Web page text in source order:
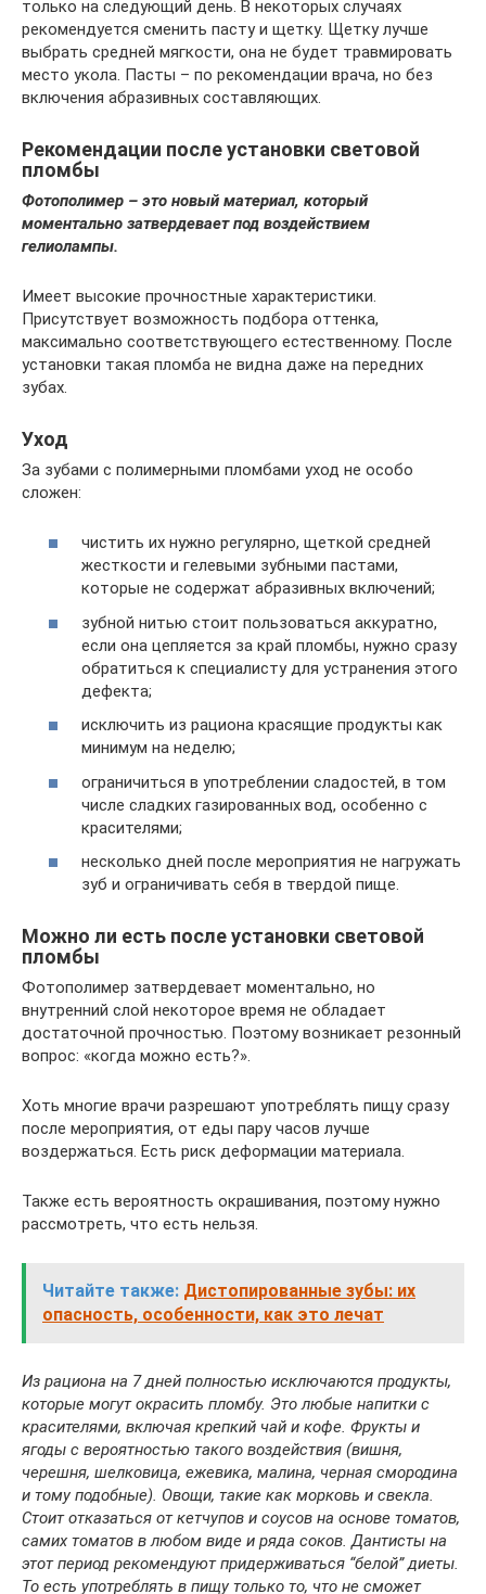
только на следующий день. В некоторых случаях
рекомендуется сменить пасту и щетку. Щетку лучше
выбрать средней мягкости, она не будет травмировать
место укола. Пасты – по рекомендации врача, но без
включения абразивных составляющих.
Рекомендации после установки световой
пломбы
Фотополимер – это новый материал, который
моментально затвердевает под воздействием
гелиолампы.
Имеет высокие прочностные характеристики.
Присутствует возможность подбора оттенка,
максимально соответствующего естественному. После
установки такая пломба не видна даже на передних
зубах.
Уход
За зубами с полимерными пломбами уход не особо
сложен:
чистить их нужно регулярно, щеткой средней
жесткости и гелевыми зубными пастами,
которые не содержат абразивных включений;
зубной нитью стоит пользоваться аккуратно,
если она цепляется за край пломбы, нужно сразу
обратиться к специалисту для устранения этого
дефекта;
исключить из рациона красящие продукты как
минимум на неделю;
ограничиться в употреблении сладостей, в том
числе сладких газированных вод, особенно с
красителями;
несколько дней после мероприятия не нагружать
зуб и ограничивать себя в твердой пище.
Можно ли есть после установки световой
пломбы
Фотополимер затвердевает моментально, но
внутренний слой некоторое время не обладает
достаточной прочностью. Поэтому возникает резонный
вопрос: «когда можно есть?».
Хоть многие врачи разрешают употреблять пищу сразу
после мероприятия, от еды пару часов лучше
воздержаться. Есть риск деформации материала.
Также есть вероятность окрашивания, поэтому нужно
рассмотреть, что есть нельзя.
Читайте также: Дистопированные зубы: их
опасность, особенности, как это лечат
Из рациона на 7 дней полностью исключаются продукты,
которые могут окрасить пломбу. Это любые напитки с
красителями, включая крепкий чай и кофе. Фрукты и
ягоды с вероятностью такого воздействия (вишня,
черешня, шелковица, ежевика, малина, черная смородина
и тому подобные). Овощи, такие как морковь и свекла.
Стоит отказаться от кетчупов и соусов на основе томатов,
самих томатов в любом виде и ряда соков. Дантисты на
этот период рекомендуют придерживаться “белой” диеты.
То есть употреблять в пищу только то, что не сможет